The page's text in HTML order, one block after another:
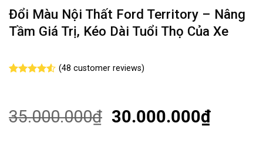
Đổi Màu Nội Thất Ford Territory – Nâng
Tầm Giá Trị, Kéo Dài Tuổi Thọ Của Xe
based on
customer
(48 customer reviews)
35.000.000₫ 30.000.000₫